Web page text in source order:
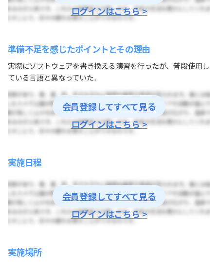
ログインはこちら >
準備不足を感じたポイントとその理由
実際にソフトウェアを書き換える演習を行ったが、普段使用し
ている言語と異なっていた...
会員登録してすべて見る
ログインはこちら >
実施日程
会員登録してすべて見る
ログインはこちら >
実施場所